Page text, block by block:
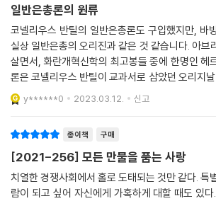
었던 교리적 주제인데, 바빙크는 칼뱅의 견해에 충
적 입장에서 자신의 견해를 독특하게 전개합니다.
자유대학교를 설립했으며 수상까지 역임했던 아
m Kuyper)가 집필했던 <일반 은총론>(De
905)은 전 3권으로 구성된 대작에 해당됩니다. 이
제로 단행본을 남기지는 않았지만, 두 편의 아티클
통해서 일반은총에 대한 그의 신칼빈주의적 입장을
게 파악할 수 있게 되었습니다.
개혁신학을 추구하는 이 땅의 모든 이에게 자연주
뿐 아니라 당대 네덜란드 개혁신학의 진면목을 상
면을 통해서 맛볼 수 있는 즐거움을 제공하는 이
일반은총론의 원류
코넬리우스 반틸의 일반은총론도 구입했지만, 바
실상 일반은총의 오리진과 같은 것 같습니다. 아브
살면서, 화란개혁신학의 최고봉들 중에 한명인 헤
론은 코넬리우스 반틸이 교과서로 삼았던 오리지
그러니 헤르만 바빙크를 논하지 않고, 일반은총론
다고 평할 수 있
y******0 2023.03.12. 신고
종이책 구매
[2021-256] 모든 만물을 품는 사랑
치열한 경쟁사회에서 홀로 도태되는 것만 같다. 특별한 사
람이 되고 싶어 자신에게 가혹하게 대할 때도 있다. 정도